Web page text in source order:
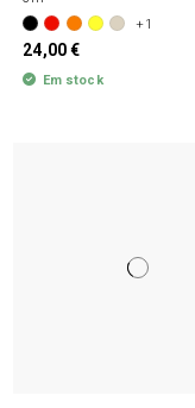
+1
24,00 €
Em stock